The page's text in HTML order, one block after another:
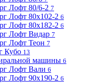
Лофт 80/6-2 7
Лофт 80х102-2 6
Лофт 80х182-2 6
Лофт Видар 7
Лофт Теон 7
Кубо 13
машины 6
Лофт Вали 6
Лофт 90х190-2 6